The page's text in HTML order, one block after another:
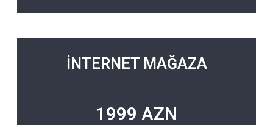
İNTERNET MAĞAZA
1999 AZN